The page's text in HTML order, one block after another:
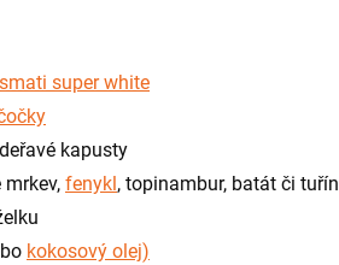
super white
kapusty
fenykl, topinambur, batát či tuřín
kokosový olej)